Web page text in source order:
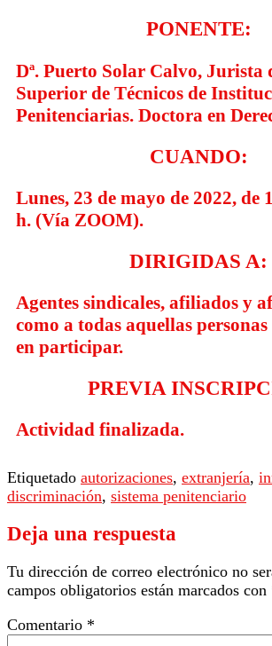
PONENTE:
Dª. Puerto Solar Calvo, Jurista
Superior de Técnicos de
Penitenciarias. Doctora en
CUANDO:
Lunes, 23 de mayo de 2022, de
h. (Vía ZOOM).
DIRIGIDAS A:
Agentes sindicales, afiliados y
como a todas aquellas
en participar.
PREVIA
Actividad finalizada.
Etiquetado autorizaciones, extranjería,
discriminación, sistema penitenciario
Deja una respuesta
Tu dirección de correo electrónico no
campos obligatorios están marcados con
Comentario *